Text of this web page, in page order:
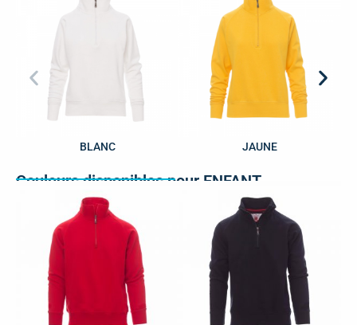
BLANC JAUNE
Couleurs disponibles pour ENFANT